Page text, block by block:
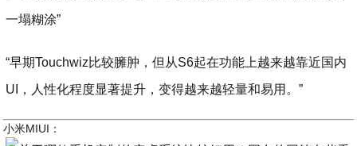
一塌糊涂”
“早期Touchwiz比较臃肿，但从S6起在功能上越来越靠近国内
UI，人性化程度显著提升，变得越来越轻量和易用。”
小米MIUI：